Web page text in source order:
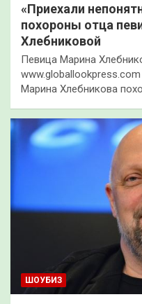
«Приехали
похороны отца
Хлебниковой
Певица Марина
Марина Хлебникова
ШОУБИЗ